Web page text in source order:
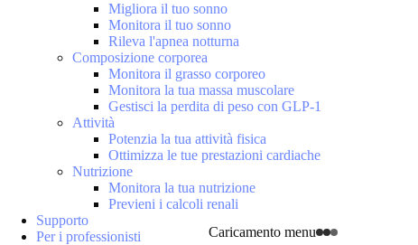
Caricamento menu
Migliora il tuo sonno
Monitora il tuo sonno
Rileva l'apnea notturna
Composizione corporea
Monitora il grasso corporeo
Monitora la tua massa muscolare
Gestisci la perdita di peso con GLP-1
Attività
Potenzia la tua attività fisica
Ottimizza le tue prestazioni cardiache
Nutrizione
Monitora la tua nutrizione
Previeni i calcoli renali
Supporto
Per i professionisti